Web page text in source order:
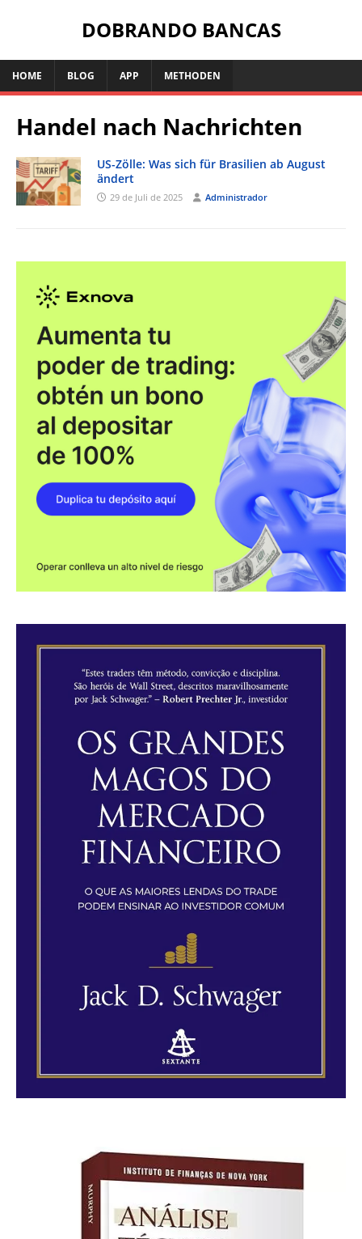
DOBRANDO BANCAS
HOME BLOG APP METHODEN
Handel nach Nachrichten
US-Zölle: Was sich für Brasilien ab August
ändert
29 de Juli de 2025 Administrador